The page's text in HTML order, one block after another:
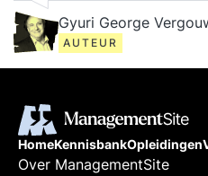
is nu aan de vrouwen
bepalen of ze net zo
in hun denken als de
trainingssessies al
20% hogere scores te
zijn met de teams. Je
Gyuri George
AUTEUR
HomeKennisbankOpleidingen
Over ManagementSite